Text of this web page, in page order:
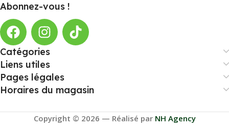
Abonnez-vous !
Catégories
Liens utiles
Pages légales
Horaires du magasin
Copyright © 2026 — Réalisé par NH Agency